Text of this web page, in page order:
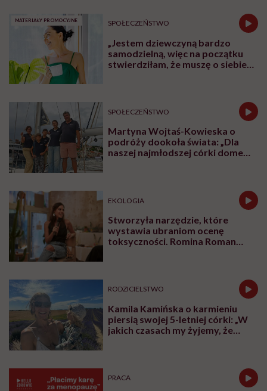
MATERIAŁY PROMOCYJNE SPOŁECZEŃSTWO
„Jestem dziewczyną bardzo
samodzielną, więc na początku
stwierdziłam, że muszę o siebie
SPOŁECZEŃSTWO
Martyna Wojtaś-Kowieska o
podróży dookoła świata: „Dla
naszej najmłodszej córki domem
EKOLOGIA
Stworzyła narzędzie, które
wystawia ubraniom ocenę
toksyczności. Romina Roman
RODZICIELSTWO
Kamila Kamińska o karmieniu
piersią swojej 5-letniej córki: „W
jakich czasach my żyjemy, że
PRACA